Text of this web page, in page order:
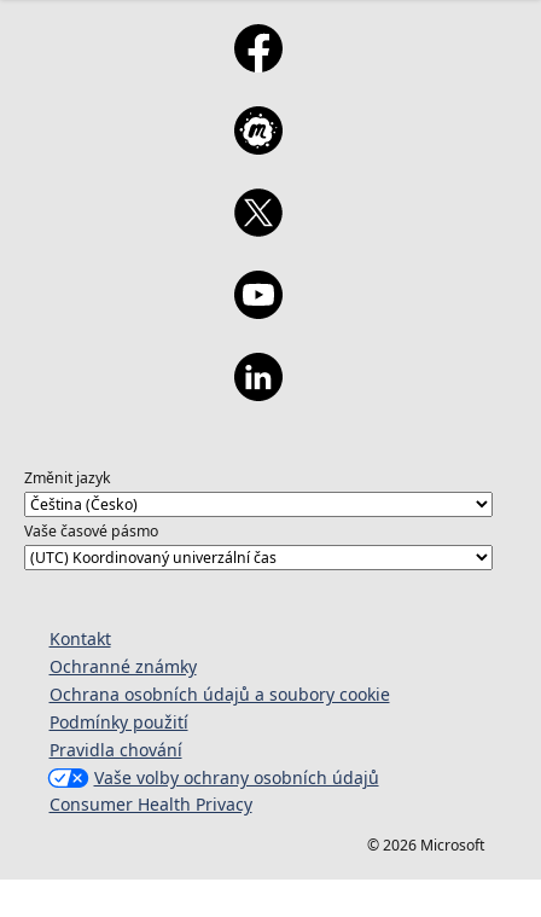
Změnit jazyk
Vaše časové pásmo
Kontakt
Ochranné známky
Ochrana osobních údajů a soubory cookie
Podmínky použití
Pravidla chování
Vaše volby ochrany osobních údajů
Consumer Health Privacy
© 2026 Microsoft